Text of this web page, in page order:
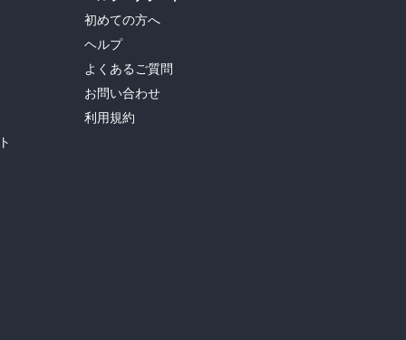
初めての方へ
ヘルプ
よくあるご質問
お問い合わせ
利用規約